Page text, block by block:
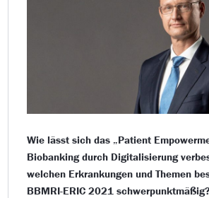
Wie lässt sich das „Patient
Biobanking durch Digitalisierung
welchen Erkrankungen und Themen
BBMRI-ERIC 2021